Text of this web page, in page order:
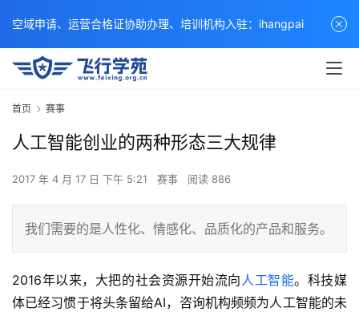
首页 赛事
人工智能创业的两种形态三大规律
2017 年 4 月 17 日 下午 5:21 赛事 阅读 886
我们需要的是人性化、情感化、品质化的产品和服务。
2016年以来，大把的社会资源开始流向人工智能。科技媒
体已经习惯于将头条留给AI，咨询机构频频为人工智能的未
空域申请、运营合格证协助办理、培训机构入驻：ihangpai